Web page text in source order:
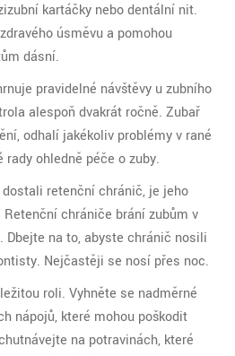
kartáčky nebo dentální nit.
úsměvu a pomohou
dásní.
pravidelné návštěvy u zubního
alespoň dvakrát ročně. Zubař
odhalí jakékoliv problémy v rané
ohledně péče o zuby.
retenční chránič, je jeho
chrániče brání zubům v
Dbejte na to, abyste chránič nosili
Nejčastěji se nosí přes noc.
roli. Vyhněte se nadměrné
nápojů, které mohou poškodit
na potravinách, které